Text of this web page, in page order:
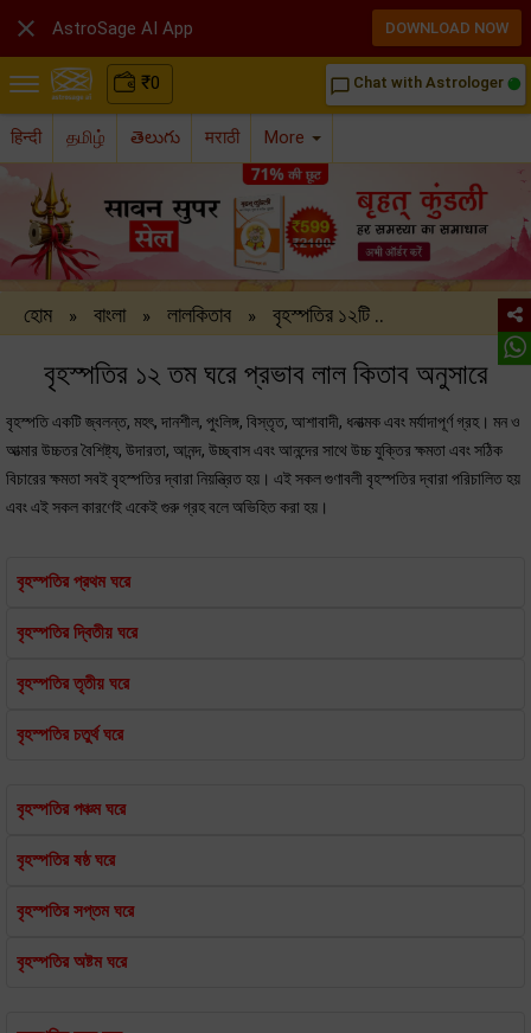
₹0 chat_bubble_outline Chat with Astrologer
हिन्दी தமிழ் తెలుగు मराठी More
হোম » বাংলা » লালকিতাব » বৃহস্পতির ১২টি ..
বৃহস্পতির ১২ তম ঘরে প্রভাব লাল কিতাব অনুসারে
বৃহস্পতি একটি জ্বলন্ত, মহৎ, দানশীল, পুংলিঙ্গ, বিস্তৃত, আশাবাদী, ধনাত্মক এবং মর্যাদাপূর্ণ গ্রহ। মন ও
আত্মার উচ্চতর বৈশিষ্ট্য, উদারতা, আনন্দ, উচ্ছ্বাস এবং আনন্দের সাথে উচ্চ যুক্তির ক্ষমতা এবং সঠিক
বিচারের ক্ষমতা সবই বৃহস্পতির দ্বারা নিয়ন্ত্রিত হয়। এই সকল গুণাবলী বৃহস্পতির দ্বারা পরিচালিত হয়
এবং এই সকল কারণেই একেই গুরু গ্রহ বলে অভিহিত করা হয়।
বৃহস্পতির প্রথম ঘরে
বৃহস্পতির দ্বিতীয় ঘরে
বৃহস্পতির তৃতীয় ঘরে
বৃহস্পতির চতুর্থ ঘরে
বৃহস্পতির পঞ্চম ঘরে
বৃহস্পতির ষষ্ঠ ঘরে
বৃহস্পতির সপ্তম ঘরে
বৃহস্পতির অষ্টম ঘরে
 AstroSage AI App DOWNLOAD NOW